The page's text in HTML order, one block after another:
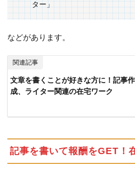
フ
ィ
ギ
ュ
ア
当
て
10.3
モテ
ィ」
ター」
などがあります。
関連記事
文章を書くことが好きな方に！記事作
成、ライター関連の在宅ワーク
記事を書いて報酬をGET！